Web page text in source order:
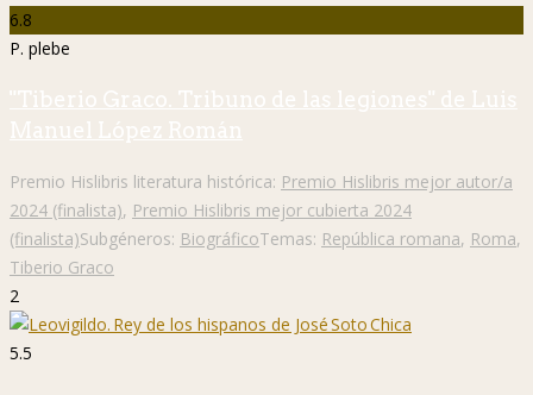
6.8
P. plebe
"Tiberio Graco. Tribuno de las legiones" de Luis
Manuel López Román
Premio Hislibris literatura histórica: Premio Hislibris mejor autor/a
2024 (finalista), Premio Hislibris mejor cubierta 2024
(finalista)Subgéneros: BiográficoTemas: República romana, Roma,
Tiberio Graco
2
5.5